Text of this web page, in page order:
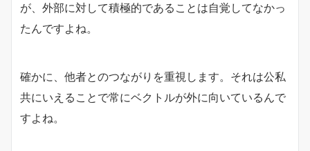
が、外部に対して積極的であることは自覚してなかっ
たんですよね。
確かに、他者とのつながりを重視します。それは公私
共にいえることで常にベクトルが外に向いているんで
すよね。